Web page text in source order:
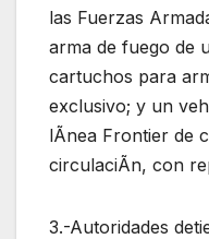
las Fuerzas
arma de fuego de
cartuchos para
exclusivo; y un
lÃnea Frontier de
circulaciÃn, con
3.-Autoridades